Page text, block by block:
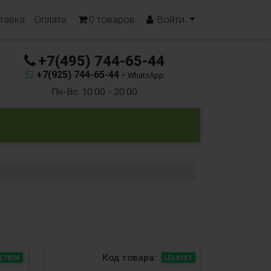
Оплата 0 товаров Войти
+7(495) 744-65-44
+7(925) 744-65-44 - WhatsApp
Пн-Вс: 10:00 - 20:00
Код товара: LEL8151